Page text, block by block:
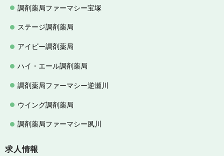
調剤薬局ファーマシー宝塚
ステージ調剤薬局
アイビー調剤薬局
ハイ・エール調剤薬局
調剤薬局ファーマシー逆瀬川
ウイング調剤薬局
調剤薬局ファーマシー夙川
求人情報